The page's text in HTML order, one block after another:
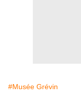
#Musée Grévin